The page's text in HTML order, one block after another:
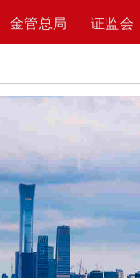
金管总局 证监会